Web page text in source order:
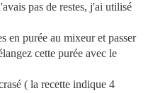
pas de restes, j'ai utilisé
en purée au mixeur et passer
cette purée avec le
( la recette indique 4